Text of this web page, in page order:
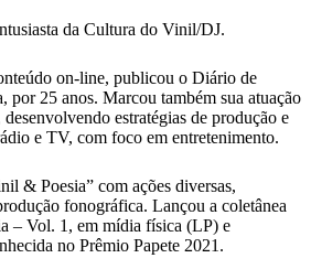
da Cultura do Vinil/DJ.
on-line, publicou o Diário de
por 25 anos. Marcou também sua atuação
estratégias de produção e
e TV, com foco em entretenimento.
& Poesia” com ações diversas,
fonográfica. Lançou a coletânea
– Vol. 1, em mídia física (LP) e
no Prêmio Papete 2021.